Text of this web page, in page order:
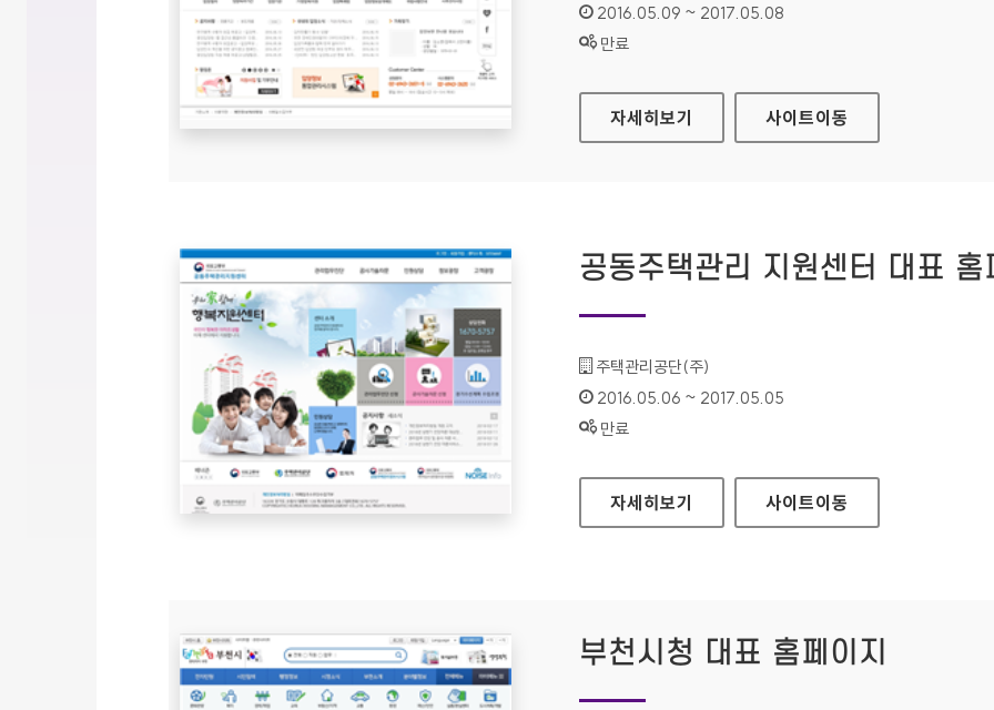
인증기간 :
2016.05.09 ~ 2017.05.08
상태 :
만료
중앙입양원 대표 홈페이지
자세히보기 사이트이동
공동주택관리 지원센터 대표 홈
기관명 :
주택관리공단(주)
인증기간 :
2016.05.06 ~ 2017.05.05
상태 :
만료
공동주택관리 지원센터 대표 홈페이지
자세히보기 사이트이동
부천시청 대표 홈페이지